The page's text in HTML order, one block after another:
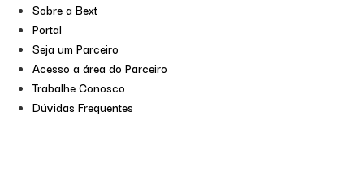
Sobre a Bext
Portal
Seja um Parceiro
Acesso a área do Parceiro
Trabalhe Conosco
Dúvidas Frequentes